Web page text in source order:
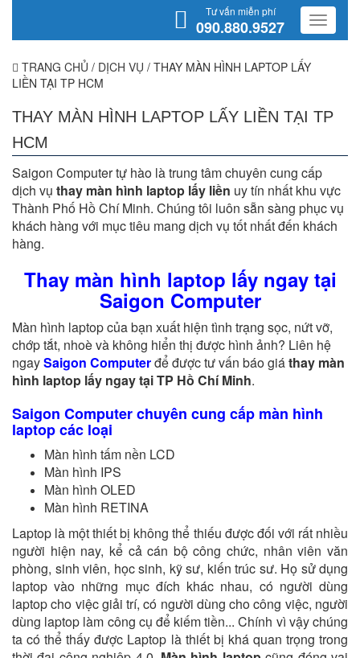
Tư vấn miễn phí
090.880.9527
TRANG CHỦ / DỊCH VỤ / THAY MÀN HÌNH LAPTOP LẤY
LIỀN TẠI TP HCM
THAY MÀN HÌNH LAPTOP LẤY LIỀN TẠI TP
HCM
Saigon Computer tự hào là trung tâm chuyên cung cấp
dịch vụ thay màn hình laptop lấy liền uy tín nhất khu vực
Thành Phố Hồ Chí Minh. Chúng tôi luôn sẵn sàng phục vụ
khách hàng với mục tiêu mang dịch vụ tốt nhất đến khách
hàng.
Thay màn hình laptop lấy ngay tại
Saigon Computer
Màn hình laptop của bạn xuất hiện tình trạng sọc, nứt vỡ,
chớp tắt, nhoè và không hiển thị được hình ảnh? Liên hệ
ngaySaigon Computerđể được tư vấn báo giáthay màn
hình laptop lấy ngay tại TP Hồ Chí Minh.
Saigon Computer chuyên cung cấp màn hình
laptop các loại
Màn hình tấm nền LCD
Màn hình IPS
Màn hình OLED
Màn hình RETINA
Laptop là một thiết bị không thể thiếu được đối với rất nhiều
người hiện nay, kể cả cán bộ công chức, nhân viên văn
phòng, sinh viên, học sinh, kỹ sư, kiến trúc sư. Họ sử dụng
laptop vào những mục đích khác nhau, có người dùng
laptop cho việc giải trí, có người dùng cho công việc, người
dùng laptop làm công cụ để kiếm tiền... Chính vì vậy chúng
ta có thể thấy được Laptop là thiết bị khá quan trọng trong